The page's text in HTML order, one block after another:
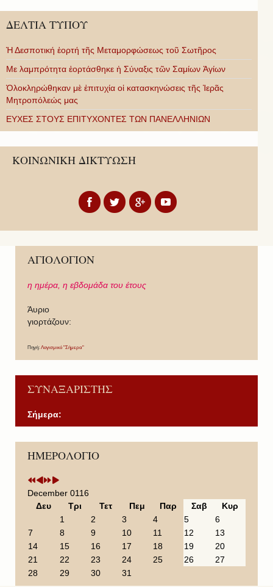
ΔΕΛΤΙΑ ΤΥΠΟΥ
Ἡ Δεσποτική ἑορτή τῆς Μεταμορφώσεως τοῦ Σωτῆρος
Με λαμπρότητα ἑορτάσθηκε ἡ Σύναξις τῶν Σαμίων Ἁγίων
Ὁλοκληρώθηκαν μὲ ἐπιτυχία οἱ κατασκηνώσεις τῆς Ἱερᾶς
Μητροπόλεώς μας
ΕΥΧΕΣ ΣΤΟΥΣ ΕΠΙΤΥΧΟΝΤΕΣ ΤΩΝ ΠΑΝΕΛΛΗΝΙΩΝ
ΚΟΙΝΩΝΙΚΗ ΔΙΚΤΥΩΣΗ
ΑΓΙΟΛΟΓΙΟΝ
η ημέρα, η εβδομάδα του έτους
Άυριο
γιορτάζουν:
Πηγή: Λογισμικό "Σήμερα"
ΣΥΝΑΞΑΡΙΣΤΗΣ
Σήμερα:
ΗΜΕΡΟΛΟΓΙΟ
P
r
v
i
e
a
r
P
r
v
i
o
o
n
t
N
e
t
Y
e
N
e
t
M
December 0116
Δευ
Τρι Τετ Πεμ Παρ Σαβ
Κυρ
1
2 3 4 5
6
7
8 9 10 11 12
13
14
15 16 17 18 19
20
21
22 23 24 25 26
27
28
29 30 31